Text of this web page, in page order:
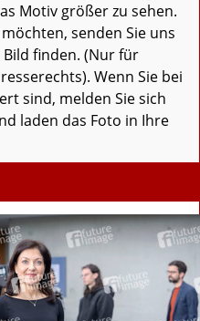
Motiv größer zu sehen.
senden Sie uns
Bild finden. (Nur für
Wenn Sie bei
sind, melden Sie sich
laden das Foto in Ihre